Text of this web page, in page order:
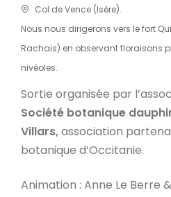
Contact
Col de Vence (Isère).
Nous nous dirigerons vers le fort
Rachais) en observant floraisons
nivéoles.
Sortie organisée par
Société botanique
Villars,association
botanique d’Occitanie.
Animation : Anne Le Berre